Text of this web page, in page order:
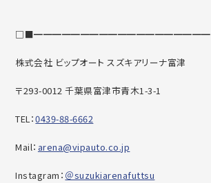
□■━━━━━━━━━━━━━━━━━━━
株式会社 ビップオート スズキアリーナ富津
〒293-0012 千葉県富津市青木1-3-1
TEL：0439-88-6662
Mail： arena@vipauto.co.jp
Instagram： ＠suzukiarenafuttsu